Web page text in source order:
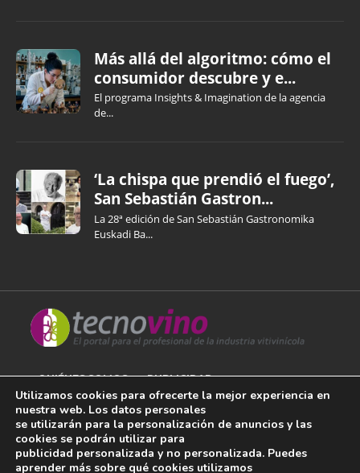
Más allá del algoritmo: cómo el
consumidor descubre y e...
El programa Insights & Imagination de la agencia
de...
‘La chispa que prendió el fuego’,
San Sebastián Gastron...
La 28ª edición de San Sebastián Gastronomika
Euskadi Ba...
QUIÉNES SOMOS PUBLICIDAD
AVISO LEGAL
POLÍTICA DE COOKIES
Utilizamos cookies para ofrecerte la mejor experiencia en
nuestra web. Los datos personales
se utilizarán para la personalización de anuncios y las
cookies se podrán utilizar para
publicidad personalizada y no personalizada. Puedes
aprender más sobre qué cookies utilizamos